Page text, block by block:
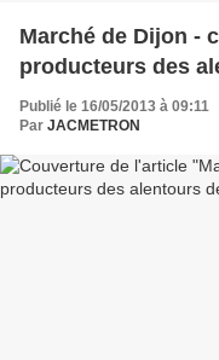
Marché de Dijon -
producteurs des
Publié le 16/05/2013 à 09:11
Par JACMETRON